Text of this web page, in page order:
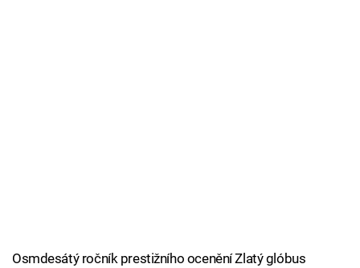
Osmdesátý ročník prestižního ocenění Zlatý glóbus